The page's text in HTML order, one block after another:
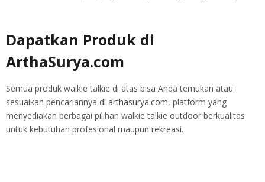
Dapatkan Produk di
ArthaSurya.com
Semua produk walkie talkie di atas bisa Anda temukan atau
sesuaikan pencariannya di arthasurya.com, platform yang
menyediakan berbagai pilihan walkie talkie outdoor berkualitas
untuk kebutuhan profesional maupun rekreasi.